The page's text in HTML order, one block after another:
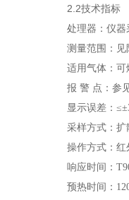
2.2技术指标
处理器：仪器
测量范围：见
适用气体：
报 警 点：参
显示误差：
采样方式：扩
操作方式：红
响应时间：
预热时间：